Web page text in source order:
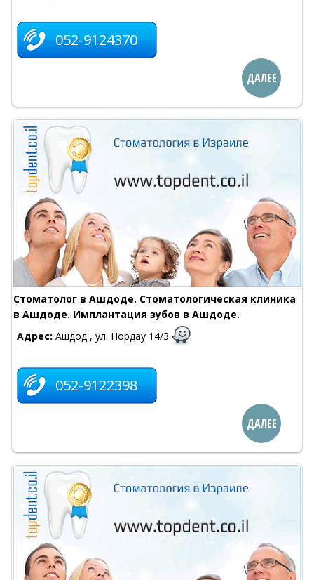
052-9124370
ДАЛЕЕ
Стоматолог в Ашдоде. Стоматологическая клиника
в Ашдоде. Имплантация зубов в Ашдоде.
Адрес: Ашдод , ул. Нордау 14/3
052-9122398
ДАЛЕЕ